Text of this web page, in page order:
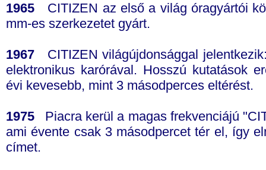
1965
CITIZEN az első a világ óragyártói
mm-es szerkezetet gyárt.
1967 CITIZEN világújdonsággal
elektronikus karórával. Hosszú kutatások
évi kevesebb, mint 3 másodperces eltérést.
1975 Piacra kerül a magas frekvenciájú
ami évente csak 3 másodpercet tér el, így
címet.